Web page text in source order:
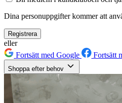
Dina personuppgifter kommer att
Registrera
eller
Fortsätt med Google
Fortsätt
Shoppa efter behov